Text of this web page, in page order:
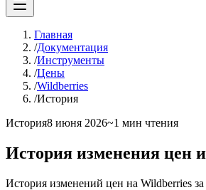
Главная
/Документация
/Инструменты
/Цены
/Wildberries
/История
История8 июня 2026~1 мин чтения
История изменения цен
История изменений цен на Wildberries